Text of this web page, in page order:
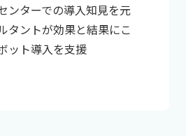
ンターでの導入知見を元
タントが効果と結果にこ
ット導入を支援